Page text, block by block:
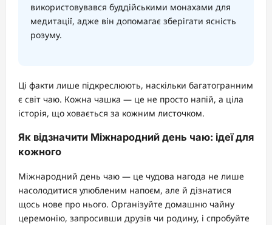
використовувався буддійськими монахами для
медитації, адже він допомагає зберігати ясність
розуму.
Ці факти лише підкреслюють, наскільки багатогранним
є світ чаю. Кожна чашка — це не просто напій, а ціла
історія, що ховається за кожним листочком.
Як відзначити Міжнародний день чаю: ідеї для
кожного
Міжнародний день чаю — це чудова нагода не лише
насолодитися улюбленим напоєм, але й дізнатися
щось нове про нього. Організуйте домашню чайну
церемонію, запросивши друзів чи родину, і спробуйте